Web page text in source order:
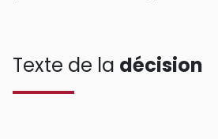
Texte de la décision